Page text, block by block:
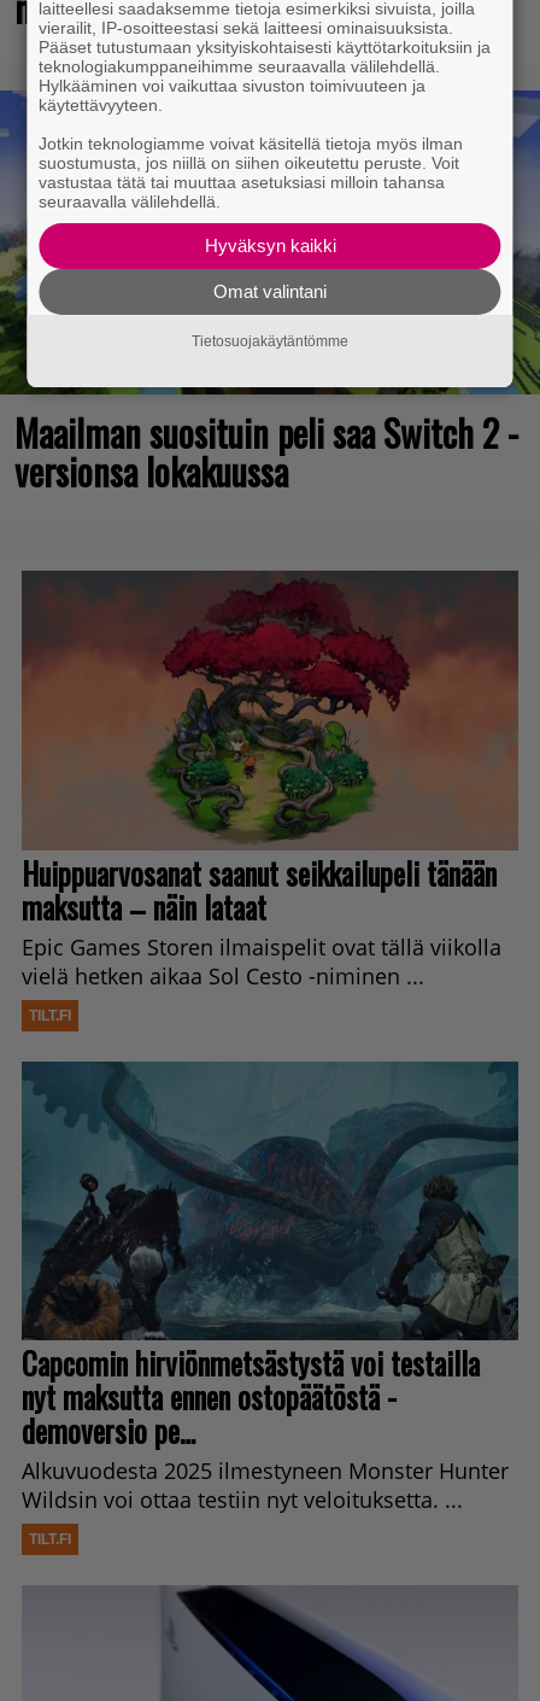
Maailman suosituin peli saa Switch 2 -
versionsa lokakuussa
laitteellesi saadaksemme tietoja esimerkiksi sivuista, joilla
vierailit, IP-osoitteestasi sekä laitteesi ominaisuuksista.
Pääset tutustumaan yksityiskohtaisesti käyttötarkoituksiin ja
teknologiakumppaneihimme seuraavalla välilehdellä.
Hylkääminen voi vaikuttaa sivuston toimivuuteen ja
käytettävyyteen.
Jotkin teknologiamme voivat käsitellä tietoja myös ilman
suostumusta, jos niillä on siihen oikeutettu peruste. Voit
vastustaa tätä tai muuttaa asetuksiasi milloin tahansa
seuraavalla välilehdellä.
Hyväksyn kaikki
Omat valintani
Tietosuojakäytäntömme